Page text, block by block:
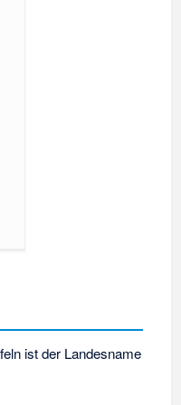
ist der Landesname